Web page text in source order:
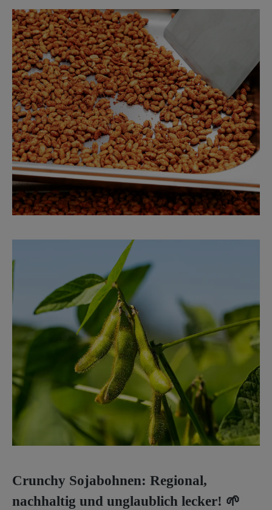
Crunchy Sojabohnen: Regional,
nachhaltig und unglaublich lecker! 🌱